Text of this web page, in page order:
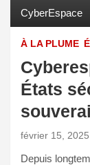
CyberEspace
À LA PLUME
États
février 15, 2025
Depuis